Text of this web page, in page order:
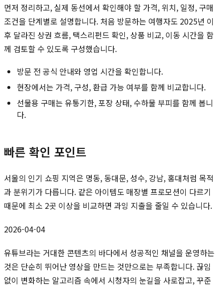
먼저 정리하고, 실제 동선에서 확인해야 할 가격, 위치, 일정, 구매
조건을 단계별로 설명합니다. 처음 방문하는 여행자도 2025년 이
후 달라진 상권 흐름, 택스리펀드 확인, 상품 비교, 이동 시간을 함
께 검토할 수 있도록 구성했습니다.
방문 전 공식 안내와 영업 시간을 확인합니다.
현장에서는 가격, 구성, 환급 가능 여부를 함께 비교합니다.
선물용 구매는 유통기한, 포장 상태, 수하물 부피를 함께 봅니
다.
빠른 확인 포인트
서울의 인기 쇼핑 지역은 명동, 동대문, 성수, 강남, 홍대처럼 목적
과 분위기가 다릅니다. 같은 아이템도 매장별 프로모션이 다르기
때문에 최소 2곳 이상을 비교하면 과잉 지출을 줄일 수 있습니다.
2026-04-04
유튜브라는 거대한 콘텐츠의 바다에서 성공적인 채널을 운영하는
것은 단순히 뛰어난 영상을 만드는 것만으로는 부족합니다. 끊임
없이 변화하는 알고리즘 속에서 시청자의 눈길을 사로잡고, 꾸준